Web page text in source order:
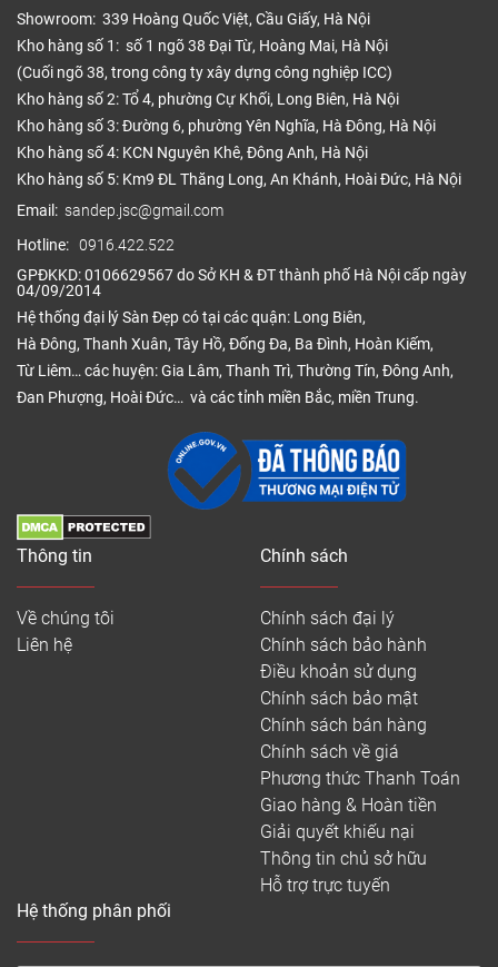
Showroom: 339 Hoàng Quốc Việt, Cầu Giấy, Hà Nội
Kho hàng số 1: số 1 ngõ 38 Đại Từ, Hoàng Mai, Hà Nội
(Cuối ngõ 38, trong công ty xây dựng công nghiệp ICC)
Kho hàng số 2: Tổ 4, phường Cự Khối, Long Biên, Hà Nội
Kho hàng số 3: Đường 6, phường Yên Nghĩa, Hà Đông, Hà Nội
Kho hàng số 4: KCN Nguyên Khê, Đông Anh, Hà Nội
Kho hàng số 5: Km9 ĐL Thăng Long, An Khánh, Hoài Đức, Hà Nội
Email: sandep.jsc@gmail.com
Hotline: 0916.422.522
GPĐKKD: 0106629567 do Sở KH & ĐT thành phố Hà Nội cấp ngày
04/09/2014
Hệ thống đại lý Sàn Đẹp có tại các quận: Long Biên,
Hà Đông, Thanh Xuân, Tây Hồ, Đống Đa, Ba Đình, Hoàn Kiếm,
Từ Liêm… các huyện: Gia Lâm, Thanh Trì, Thường Tín, Đông Anh,
Đan Phượng, Hoài Đức… và các tỉnh miền Bắc, miền Trung.
Thông tin
Về chúng tôi
Liên hệ
Chính sách
Chính sách đại lý
Chính sách bảo hành
Điều khoản sử dụng
Chính sách bảo mật
Chính sách bán hàng
Chính sách về giá
Phương thức Thanh Toán
Giao hàng & Hoàn tiền
Giải quyết khiếu nại
Thông tin chủ sở hữu
Hỗ trợ trực tuyến
Hệ thống phân phối